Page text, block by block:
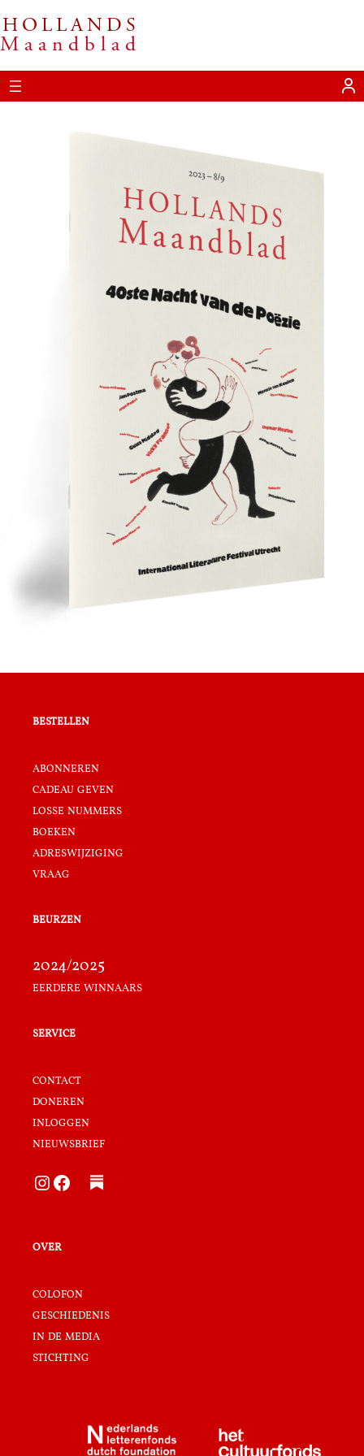
Ga
naar
de
inhoud
HOLLANDS
Maandblad
bestellen
abonneren
cadeau geven
losse nummers
boeken
adreswijziging
vraag
beurzen
2024/2025
eerdere winnaars
service
contact
doneren
inloggen
nieuwsbrief
Instagram Facebook
over
colofon
geschiedenis
in de media
stichting